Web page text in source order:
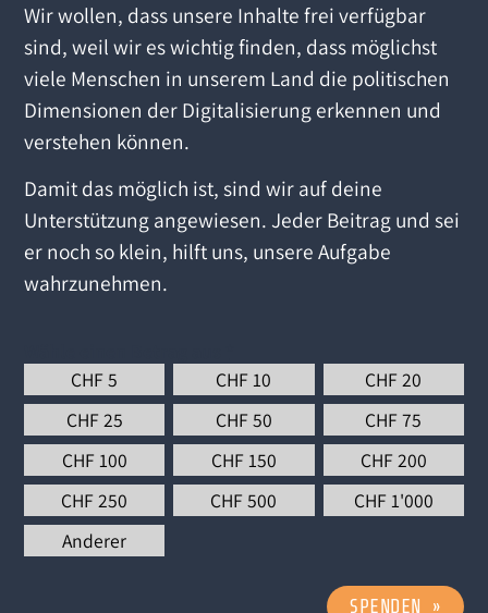
Wir wollen, dass unsere Inhalte frei verfügbar
sind, weil wir es wichtig finden, dass möglichst
viele Menschen in unserem Land die politischen
Dimensionen der Digitalisierung erkennen und
verstehen können.
Damit das möglich ist, sind wir auf deine
Unterstützung angewiesen. Jeder Beitrag und sei
er noch so klein, hilft uns, unsere Aufgabe
wahrzunehmen.
CHF 5 CHF 10 CHF 20
CHF 25 CHF 50 CHF 75
CHF 100 CHF 150 CHF 200
CHF 250 CHF 500 CHF 1'000
Anderer
SPENDEN »